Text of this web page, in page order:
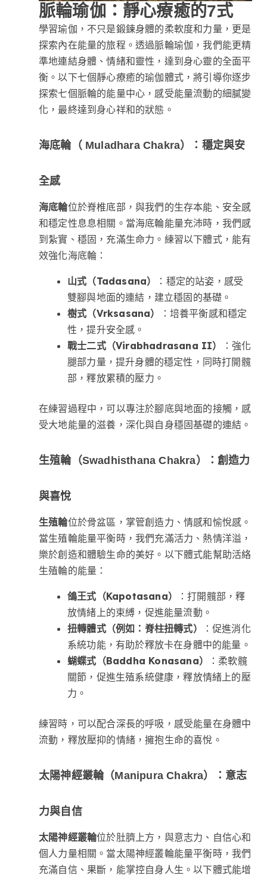
脈輪瑜伽：靜心療癒的7式
學習瑜伽，不只是鍛鍊身體的柔軟度和力量，更是
探索內在能量的旅程。透過脈輪瑜伽，我們能更精
準地連結身體、情緒和靈性，達到身心靈的全面平
衡。以下七個靜心療癒的瑜伽體式，將引導你逐步
探索七個脈輪的能量中心，感受能量流動的細膩變
化，最終達到身心祥和的狀態。
海底輪（ Muladhara Chakra）：穩定與安
全感
海底輪位於脊椎底部，與我們的生存本能、安全感
和穩定性息息相關。當海底輪能量充沛時，我們感
到紮實、穩固，充滿生命力。練習以下體式，能有
效強化海底輪：
山式（Tadasana）
：穩定的站姿，感受
雙腳與地面的連結，建立穩固的基礎。
樹式（Vrksasana）
：培養平衡感和穩定
性，提升安全感。
戰士二式（Virabhadrasana II）
：強化
腿部力量，提升身體的穩定性，同時打開髖
部，釋放累積的壓力。
在練習過程中，可以專注於腳底與地面的接觸，感
受大地能量的滋養，深化與自身穩固基礎的連結。
生殖輪（Swadhisthana Chakra）：創造力
與喜悅
生殖輪位於骨盆區，掌管創造力、情感和愉悅感。
當生殖輪能量平衡時，我們充滿活力、熱情洋溢，
樂於創造和體驗生命的美好。以下體式能幫助活絡
生殖輪的能量：
鴿王式（Kapotasana）
：打開髖部，釋
放情緒上的束縛，促進能量流動。
扭轉體式（例如：脊柱扭轉式）
：促進消化
系統功能，有助於釋放卡在身體中的能量。
蝴蝶式（Baddha Konasana）
：柔軟髖
關節，促進生殖系統健康，釋放情緒上的壓
力。
練習時，可以配合深長的呼吸，感受能量在身體中
流動，釋放壓抑的情緒，擁抱生命的喜悅。
太陽神經叢輪（Manipura Chakra）：意志
力與自信
太陽神經叢輪位於肚臍上方，與意志力、自信心和
個人力量相關。當太陽神經叢輪能量平衡時，我們
充滿自信、果斷，能掌控自身人生。以下體式能增